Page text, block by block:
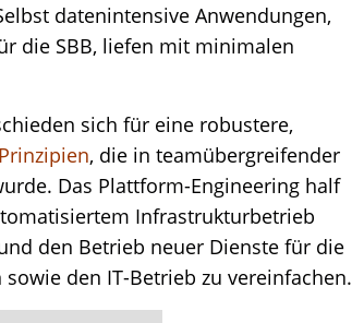
datenintensive Anwendungen,
die SBB, liefen mit minimalen
sich für eine robustere,
, die in teamübergreifender
Das Plattform-Engineering half
Infrastrukturbetrieb
den Betrieb neuer Dienste für die
den IT-Betrieb zu vereinfachen.